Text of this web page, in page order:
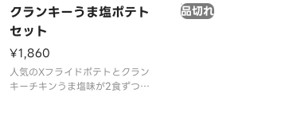
クランキーうま塩ポテト
セット
¥1,860
人気のXフライドポテトとクラン
キーチキンうま塩味が2食ずつ入
品切れ